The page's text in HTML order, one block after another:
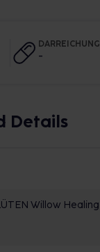
-
Details
Willow